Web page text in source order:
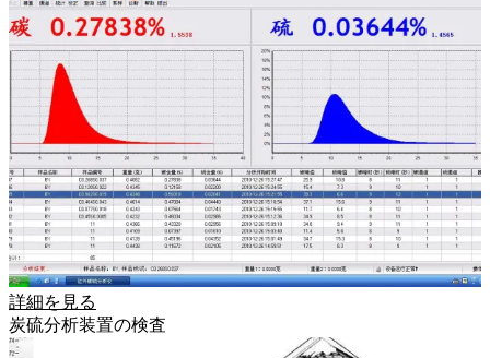
詳細を見る
炭硫分析装置の検査